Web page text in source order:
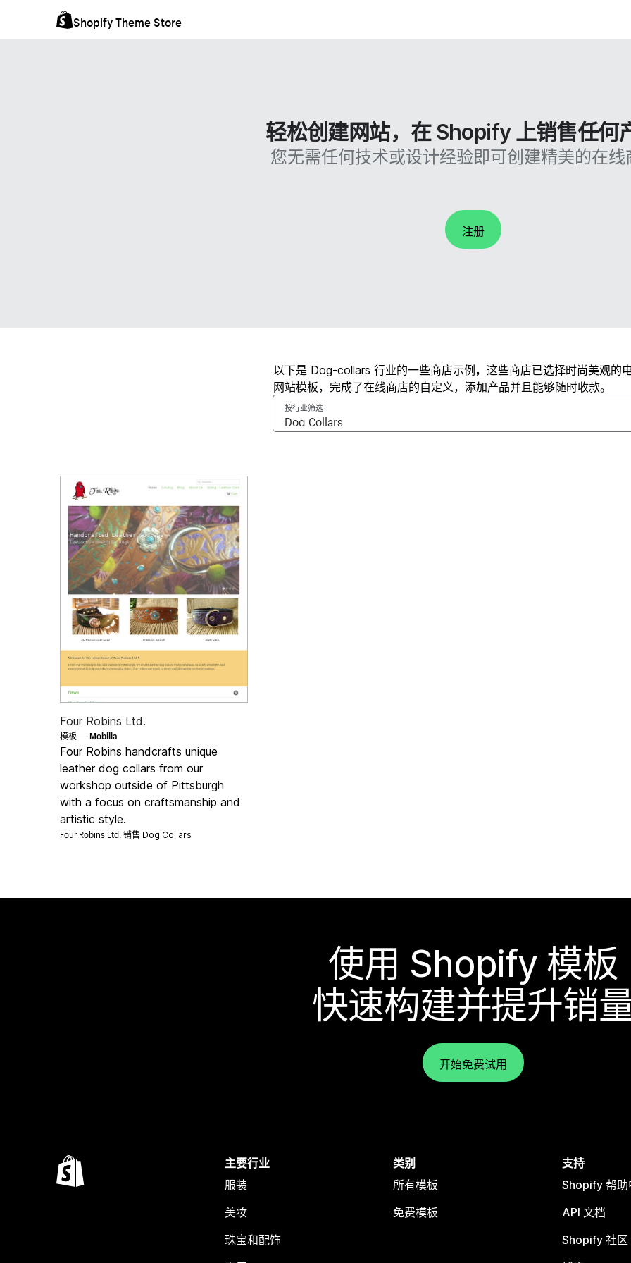
Shopify Theme Store
轻松创建网站，在 Shopify 上销售任何
您无需任何技术或设计经验即可创建精美的在线
注册
以下是 Dog-collars 行业的一些商店示例，这些商店已选择时尚美观的
网站模板，完成了在线商店的自定义，添加产品并且能够随时收款。
按行业筛选
Four Robins Ltd.
模板 —Mobilia
Four Robins handcrafts unique
leather dog collars from our
workshop outside of Pittsburgh
with a focus on craftsmanship and
artistic style.
Four Robins Ltd. 销售 Dog Collars
使用 Shopify 模板
快速构建并提升销
开始免费试用
主要行业
服装
美妆
珠宝和配饰
类别
所有模板
免费模板
支持
Shopify 帮助
API 文档
Shopify 社区